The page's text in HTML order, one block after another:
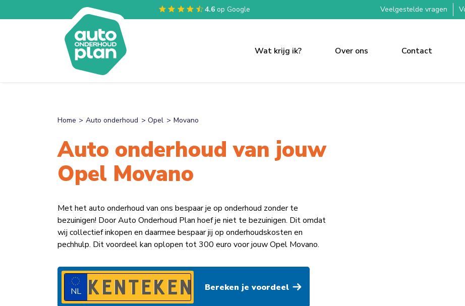
4.6 op Google Veelgestelde vragen
Wat krijg ik? Over ons Contact
Home Auto onderhoud Opel Movano
Auto onderhoud van jouw
Opel Movano
Met het auto onderhoud van ons bespaar je op onderhoud zonder te
bezuinigen! Door Auto Onderhoud Plan hoef je niet te bezuinigen. Dit omdat
wij collectief inkopen en daarmee bespaar jij op onderhoudskosten en
pechhulp. Dit voordeel kan oplopen tot 300 euro voor jouw Opel Movano.
NL